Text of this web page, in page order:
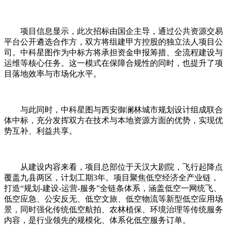
项目信息显示，此次招标由国企主导，通过公共资源交易
平台公开遴选合作方，双方将组建甲方控股的独立法人项目公
司。中科星图作为中标方将承担资金申报筹措、全流程建设与
运维等核心任务。这一模式在保障合规性的同时，也提升了项
目落地效率与市场化水平。
与此同时，中科星图与西安御澜林城市规划设计组成联合
体中标，充分发挥双方在技术与本地资源方面的优势，实现优
势互补、利益共享。
从建设内容来看，项目总部位于天汉大剧院，飞行起降点
覆盖九县两区，计划工期3年。项目聚焦低空经济全产业链，
打造“规划-建设-运营-服务”全链条体系，涵盖低空一网统飞、
低空应急、公安反无、低空文旅、低空物流等新型低空应用场
景，同时强化传统低空航拍、农林植保、环境治理等传统服务
内容，是行业领先的规模化、体系化低空服务订单。